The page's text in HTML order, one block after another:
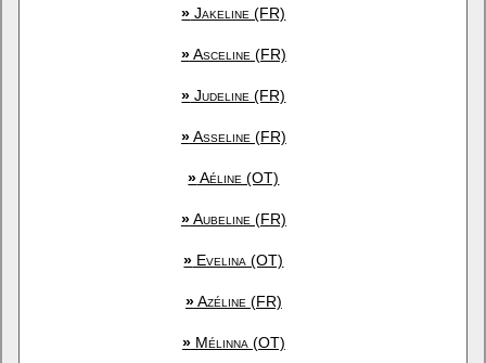
» Jakeline (FR)
»Asceline (FR)
» Judeline (FR)
»Asseline (FR)
»Aéline (OT)
»Aubeline (FR)
» Evelina (OT)
»Azéline (FR)
»Mélinna (OT)